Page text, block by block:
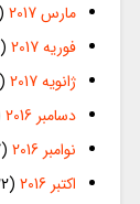
مارس 2017
(12)
فوریه 2017
(27)
ژانویه 2017
(22)
دسامبر 2016
نوامبر 2016
(37)
اکتبر 2016
(22)